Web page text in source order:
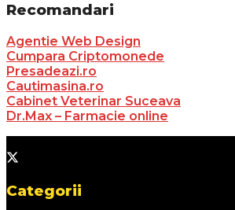
Recomandari
Agentie Web Design
Cumpara Criptomonede
Presadeazi.ro
Cautimasina.ro
Cabinet Veterinar Suceava
Dr.Max – Farmacie online
Categorii